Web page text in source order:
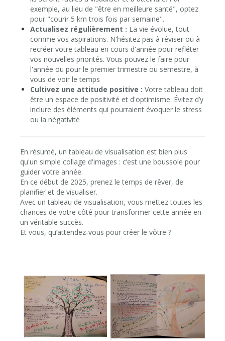
exemple, au lieu de "être en meilleure santé", optez
pour "courir 5 km trois fois par semaine".
Actualisez régulièrement : La vie évolue, tout
comme vos aspirations. N'hésitez pas à réviser ou à
recréer votre tableau en cours d'année pour refléter
vos nouvelles priorités. Vous pouvez le faire pour
l'année ou pour le premier trimestre ou semestre, à
vous de voir le temps
Cultivez une attitude positive : Votre tableau doit
être un espace de positivité et d'optimisme. Évitez d’y
inclure des éléments qui pourraient évoquer le stress
ou la négativité
En résumé, un tableau de visualisation est bien plus
qu'un simple collage d'images : c’est une boussole pour
guider votre année.
En ce début de 2025, prenez le temps de rêver, de
planifier et de visualiser.
Avec un tableau de visualisation, vous mettez toutes les
chances de votre côté pour transformer cette année en
un véritable succès.
Et vous, qu’attendez-vous pour créer le vôtre ?